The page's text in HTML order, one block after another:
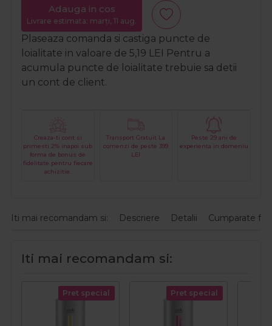
Adauga in cos
Livrare estimata: marți, 11 aug.
Plaseaza comanda si castiga puncte de
loialitate in valoare de 5,19 LEI Pentru a
acumula puncte de loialitate trebuie sa detii
un cont de client.
Creaza-ti cont si
primesti 2% inapoi sub
forma de bonus de
fidelitate pentru fiecare
achizitie.
Transport Gratuit La
comenzi de peste 399
LEI
Peste 29 ani de
experienta in domeniu
Iti mai recomandam si: Descriere Detalii Cumparate
Iti mai recomandam si:
Pret special Pret special